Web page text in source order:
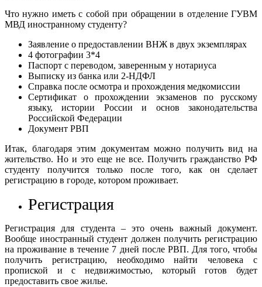
Что нужно иметь с собой при обращении в отделение ГУВМ
МВД иностранному студенту?
Заявление о предоставлении ВНЖ в двух экземплярах
4 фотографии 3*4
Паспорт с переводом, заверенным у нотариуса
Выписку из банка или 2-НДФЛ
Справка после осмотра и прохождения медкомиссии
Сертификат о прохождении экзаменов по русскому
языку, истории России и основ законодательства
Российской Федерации
Документ РВП
Итак, благодаря этим документам можно получить вид на
жительство. Но и это еще не все. Получить гражданство РФ
студенту получится только после того, как он сделает
регистрацию в городе, котором проживает.
Регистрация
Регистрация для студента – это очень важный документ.
Вообще иностранный студент должен получить регистрацию
на проживание в течение 7 дней после РВП. Для того, чтобы
получить регистрацию, необходимо найти человека с
пропиской и с недвижимостью, который готов будет
предоставить свое жилье.